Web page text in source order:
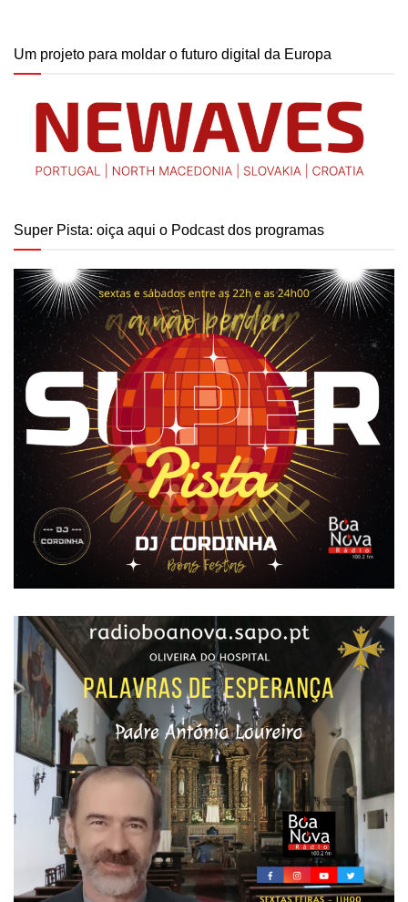
Um projeto para moldar o futuro digital da Europa
Super Pista: oiça aqui o Podcast dos programas